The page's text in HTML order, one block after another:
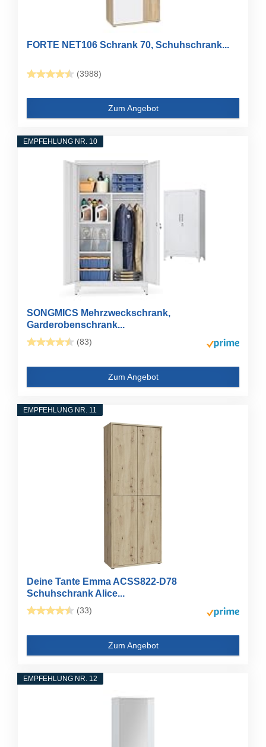
FORTE NET106 Schrank 70, Schuhschrank...
(3988)
Zum Angebot
EMPFEHLUNG NR. 10
SONGMICS Mehrzweckschrank,
Garderobenschrank...
(83)
Zum Angebot
EMPFEHLUNG NR. 11
Deine Tante Emma ACSS822-D78
Schuhschrank Alice...
(33)
Zum Angebot
EMPFEHLUNG NR. 12